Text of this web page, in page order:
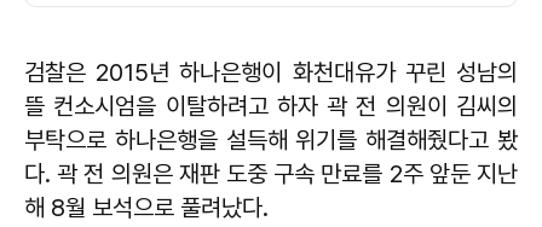
검찰은 2015년 하나은행이 화천대유가 꾸린 성남의
뜰 컨소시엄을 이탈하려고 하자 곽 전 의원이 김씨의
부탁으로 하나은행을 설득해 위기를 해결해줬다고 봤
다. 곽 전 의원은 재판 도중 구속 만료를 2주 앞둔 지난
해 8월 보석으로 풀려났다.